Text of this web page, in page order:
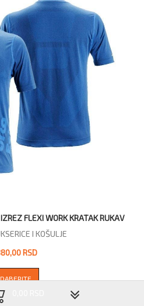
FLEXI WORK KRATAK RUKAV
I KOŠULJE
RSD
▼